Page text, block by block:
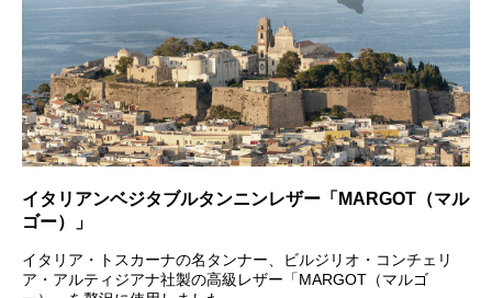
イタリアンベジタブルタンニンレザー「MARGOT（マル
ゴー）」
イタリア・トスカーナの名タンナー、ビルジリオ・コンチェリ
ア・アルティジアナ社製の高級レザー「MARGOT（マルゴ